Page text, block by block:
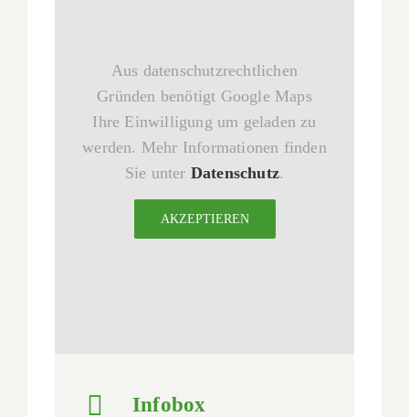
Aus datenschutzrechtlichen
Gründen benötigt Google Maps
Ihre Einwilligung um geladen zu
werden. Mehr Informationen finden
Sie unter Datenschutz.
AKZEPTIEREN
Infobox